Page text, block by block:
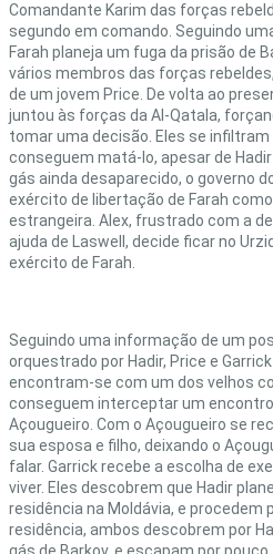
Comandante Karim das forças
segundo em comando. Seguindo
Farah planeja um fuga da prisão de
vários membros das forças
de um jovem Price. De volta ao
juntou às forças da Al-Qatala,
tomar uma decisão. Eles se
conseguem matá-lo, apesar de
gás ainda desaparecido, o governo
exército de libertação de Farah
estrangeira. Alex, frustrado com a
ajuda de Laswell, decide ficar no
exército de Farah.
Seguindo uma informação de um
orquestrado por Hadir, Price e
encontram-se com um dos velhos
conseguem interceptar um
Açougueiro. Com o Açougueiro se
sua esposa e filho, deixando o
falar. Garrick recebe a escolha de
viver. Eles descobrem que Hadir
residência na Moldávia, e procedem
residência, ambos descobrem por